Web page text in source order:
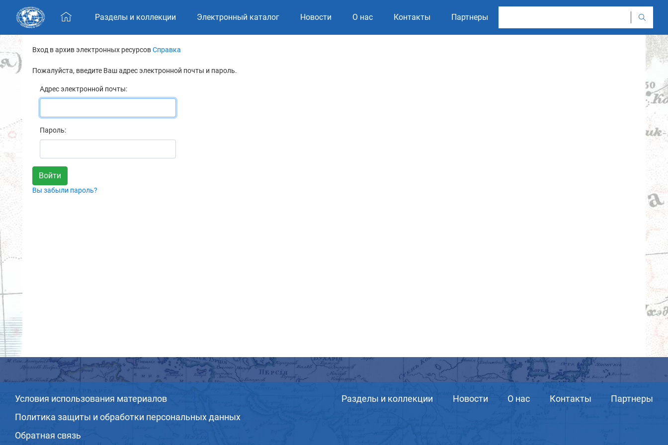
Skip navigation
Разделы и коллекции Электронный каталог Новости О нас Контакты Партнеры
Вход в архив электронных ресурсовСправка
Пожалуйста, введите Ваш адрес электронной почты и пароль.
Адрес электронной почты:
Пароль:
Вы забыли пароль?
Условия использования материалов
Политика защиты и обработки персональных данных
Обратная связь
Разделы и коллекции Новости О нас Контакты Партнеры